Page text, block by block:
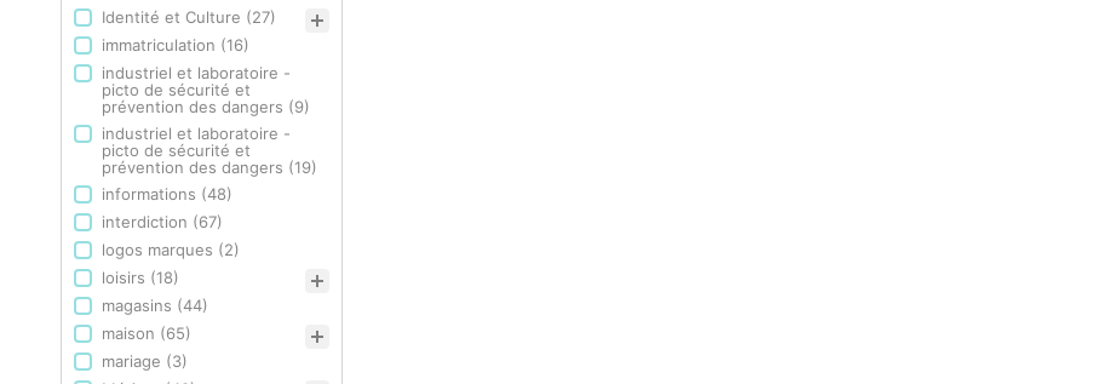
Identité et Culture (27)
immatriculation (16)
industriel et laboratoire -
picto de sécurité et
prévention des dangers (9)
industriel et laboratoire -
picto de sécurité et
prévention des dangers (19)
informations (48)
interdiction (67)
logos marques (2)
loisirs (18)
magasins (44)
maison (65)
mariage (3)